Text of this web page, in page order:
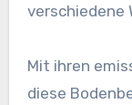
verschiedene
Mit ihren
diese